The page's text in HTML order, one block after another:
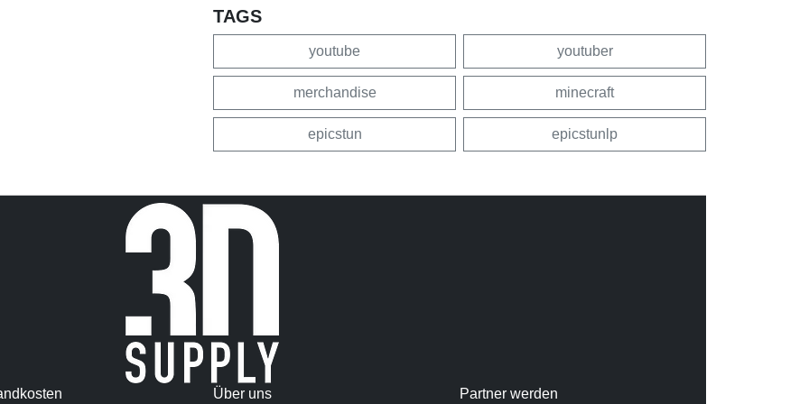
TAGS
youtube youtuber
merchandise minecraft
epicstun epicstunlp
Über uns Partner werden